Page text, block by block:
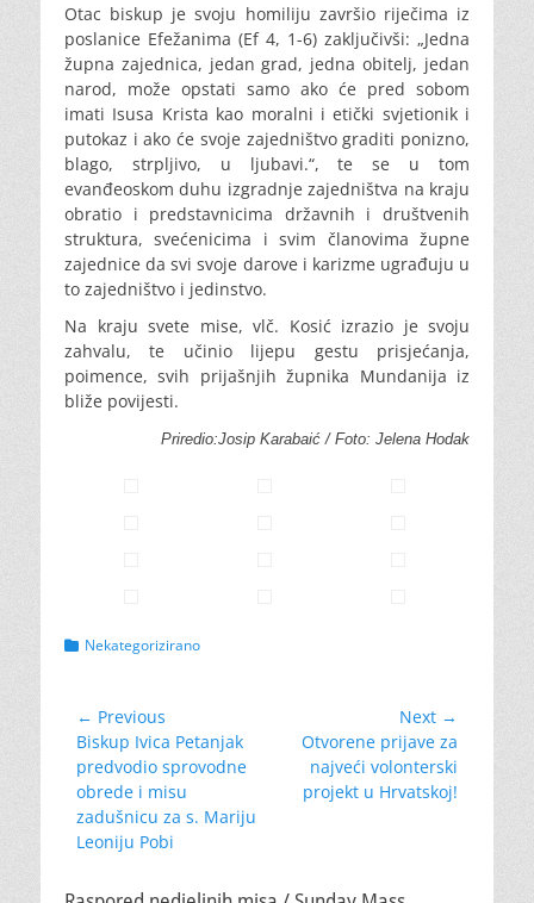
Otac biskup je svoju homiliju završio riječima iz
poslanice Efežanima (Ef 4, 1-6) zaključivši: „Jedna
župna zajednica, jedan grad, jedna obitelj, jedan
narod, može opstati samo ako će pred sobom
imati Isusa Krista kao moralni i etički svjetionik i
putokaz i ako će svoje zajedništvo graditi ponizno,
blago, strpljivo, u ljubavi.“, te se u tom
evanđeoskom duhu izgradnje zajedništva na kraju
obratio i predstavnicima državnih i društvenih
struktura, svećenicima i svim članovima župne
zajednice da svi svoje darove i karizme ugrađuju u
to zajedništvo i jedinstvo.
Na kraju svete mise, vlč. Kosić izrazio je svoju
zahvalu, te učinio lijepu gestu prisjećanja,
poimence, svih prijašnjih župnika Mundanija iz
bliže povijesti.
Priredio:Josip Karabaić / Foto: Jelena Hodak
Categories
Nekategorizirano
Navigacija
objava
← Previous
Previous
post:
Biskup Ivica Petanjak
predvodio sprovodne
obrede i misu
zadušnicu za s. Mariju
Leoniju Pobi
Next →
NextOtvorene prijave za
najveći volonterski
projekt u Hrvatskoj!